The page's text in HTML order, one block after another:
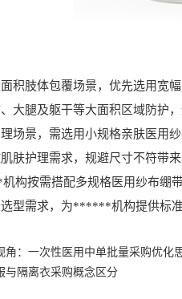
肢体包覆场景，优先选用宽幅
大腿及躯干等大面积区域防护，
景，需选用小规格亲肤医用纱
肤护理需求，规避尺寸不符带来
需搭配多规格医用纱布绷带
型需求，为******机构提供标
角：一次性医用中单批量采购优化
与隔离衣采购概念区分